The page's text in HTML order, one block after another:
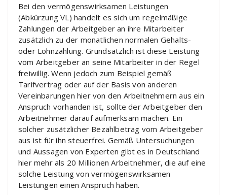
Bei den vermögenswirksamen Leistungen
(Abkürzung VL) handelt es sich um regelmäßige
Zahlungen der Arbeitgeber an ihre Mitarbeiter
zusätzlich zu der monatlichen normalen Gehalts-
oder Lohnzahlung. Grundsätzlich ist diese Leistung
vom Arbeitgeber an seine Mitarbeiter in der Regel
freiwillig. Wenn jedoch zum Beispiel gemäß
Tarifvertrag oder auf der Basis von anderen
Vereinbarungen hier von den Arbeitnehmern aus ein
Anspruch vorhanden ist, sollte der Arbeitgeber den
Arbeitnehmer darauf aufmerksam machen. Ein
solcher zusätzlicher Bezahlbetrag vom Arbeitgeber
aus ist für ihn steuerfrei. Gemäß Untersuchungen
und Aussagen von Experten gibt es in Deutschland
hier mehr als 20 Millionen Arbeitnehmer, die auf eine
solche Leistung von vermögenswirksamen
Leistungen einen Anspruch haben.